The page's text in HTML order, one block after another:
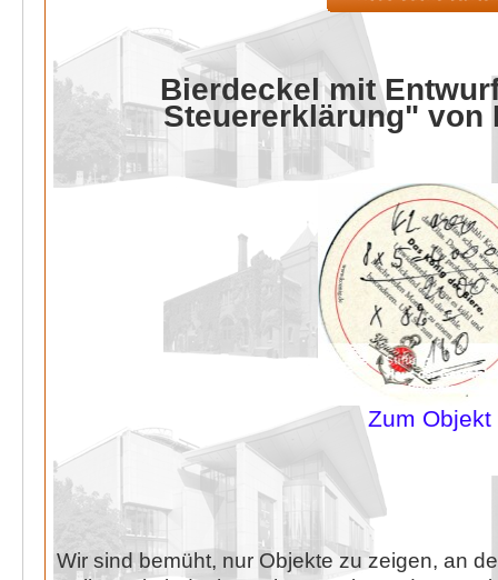
Bierdeckel mit
Steuererklärung" von
Zum Objekt
Wir sind bemüht, nur Objekte zu zeigen, an